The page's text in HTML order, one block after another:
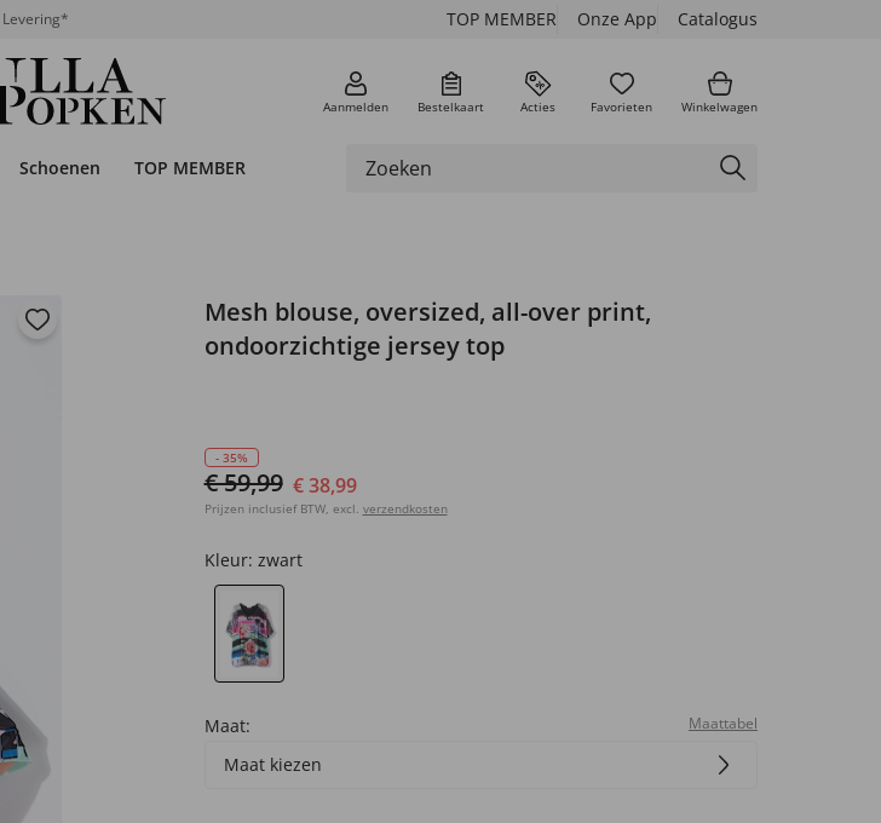
TOP MEMBER Onze App Catalogus
Aanmelden Bestelkaart Acties Favorieten Winkelwagen
Schoenen TOP MEMBER
Mesh blouse, oversized, all-over print,
ondoorzichtige jersey top
- 35%
€ 59,99 € 38,99
Prijzen inclusief BTW, excl. verzendkosten
Kleur: zwart
Maat: Maattabel
Maat kiezen